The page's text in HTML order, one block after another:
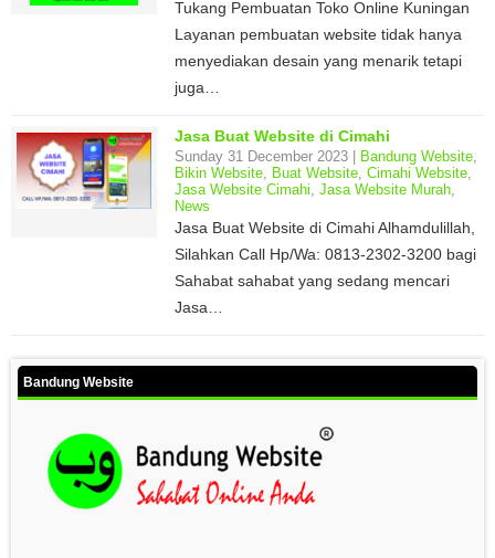
Tukang Pembuatan Toko Online Kuningan
Layanan pembuatan website tidak hanya
menyediakan desain yang menarik tetapi
juga…
Jasa Buat Website di Cimahi
Sunday 31 December 2023 | Bandung Website,
Bikin Website, Buat Website, Cimahi Website,
Jasa Website Cimahi, Jasa Website Murah,
News
Jasa Buat Website di Cimahi Alhamdulillah,
Silahkan Call Hp/Wa: 0813-2302-3200 bagi
Sahabat sahabat yang sedang mencari
Jasa…
Bandung Website